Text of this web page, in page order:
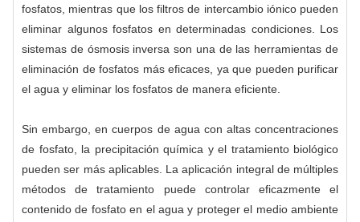
fosfatos, mientras que los filtros de intercambio iónico pueden
eliminar algunos fosfatos en determinadas condiciones. Los
sistemas de ósmosis inversa son una de las herramientas de
eliminación de fosfatos más eficaces, ya que pueden purificar
el agua y eliminar los fosfatos de manera eficiente.
Sin embargo, en cuerpos de agua con altas concentraciones
de fosfato, la precipitación química y el tratamiento biológico
pueden ser más aplicables. La aplicación integral de múltiples
métodos de tratamiento puede controlar eficazmente el
contenido de fosfato en el agua y proteger el medio ambiente